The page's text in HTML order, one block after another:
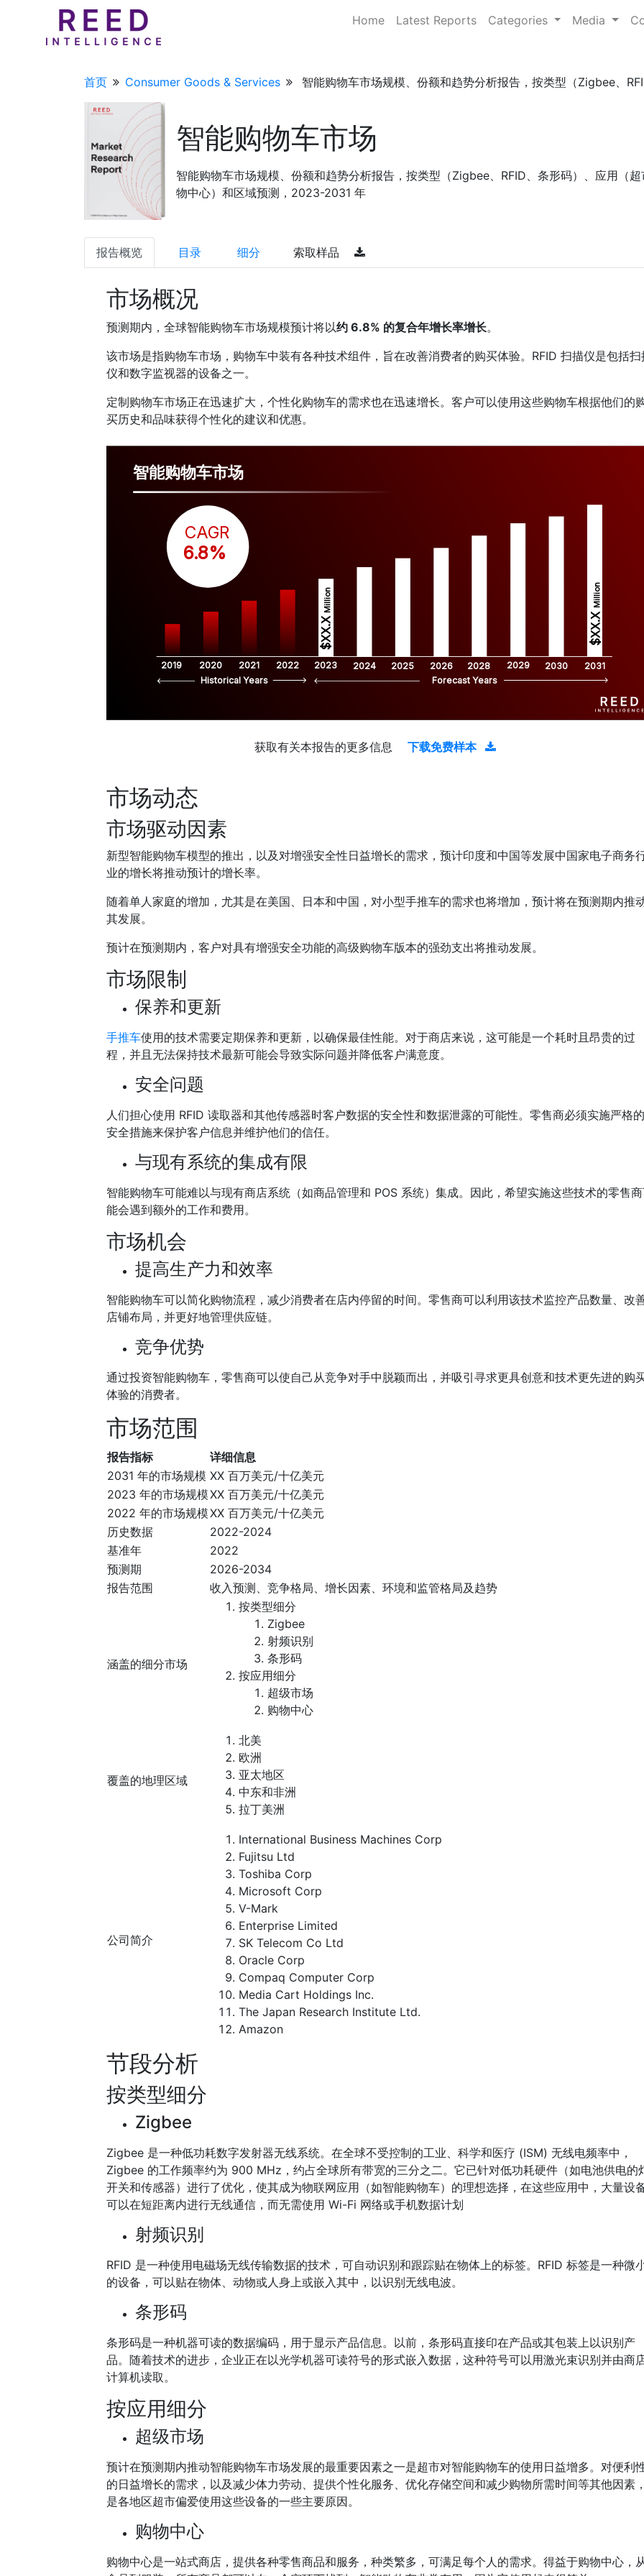
Home Latest Reports Categories Media
首页 Consumer Goods & Services 智能购物车市场规模、份额和趋势分析报告，按类型（Zigbee、
智能购物车市场
智能购物车市场规模、份额和趋势分析报告，按类型（Zigbee、RFID、条形码）、应用（超
物中心）和区域预测，2023-2031 年
报告概览 目录 细分 索取样品
市场概况
预测期内，全球智能购物车市场规模预计将以约 6.8% 的复合年增长率增长。
该市场是指购物车市场，购物车中装有各种技术组件，旨在改善消费者的购买体验。RFID 扫描仪是包括扫
仪和数字监视器的设备之一。
定制购物车市场正在迅速扩大，个性化购物车的需求也在迅速增长。客户可以使用这些购物车根据他们的
买历史和品味获得个性化的建议和优惠。
智能购物车市场
2019 2020 2021 2022 2023 2024 2025 2026 2028 2029 2030 2031
$XX.X
Million
$XX.X
Million
CAGR
6.8%
Historical Years Forecast Years
获取有关本报告的更多信息 下载免费样本
市场动态
市场驱动因素
新型智能购物车模型的推出，以及对增强安全性日益增长的需求，预计印度和中国等发展中国家电子商务
业的增长将推动预计的增长率。
随着单人家庭的增加，尤其是在美国、日本和中国，对小型手推车的需求也将增加，预计将在预测期内推
其发展。
预计在预测期内，客户对具有增强安全功能的高级购物车版本的强劲支出将推动发展。
市场限制
保养和更新
手推车使用的技术需要定期保养和更新，以确保最佳性能。对于商店来说，这可能是一个耗时且昂贵的过
程，并且无法保持技术最新可能会导致实际问题并降低客户满意度。
安全问题
人们担心使用 RFID 读取器和其他传感器时客户数据的安全性和数据泄露的可能性。零售商必须实施严格的
安全措施来保护客户信息并维护他们的信任。
与现有系统的集成有限
智能购物车可能难以与现有商店系统（如商品管理和 POS 系统）集成。因此，希望实施这些技术的零售
能会遇到额外的工作和费用。
市场机会
提高生产力和效率
智能购物车可以简化购物流程，减少消费者在店内停留的时间。零售商可以利用该技术监控产品数量、改
店铺布局，并更好地管理供应链。
竞争优势
通过投资智能购物车，零售商可以使自己从竞争对手中脱颖而出，并吸引寻求更具创意和技术更先进的购
体验的消费者。
市场范围
报告指标
详细信息
2031 年的市场规模 XX 百万美元/十亿美元
2023 年的市场规模XX 百万美元/十亿美元
2022 年的市场规模XX 百万美元/十亿美元
历史数据
2022-2024
基准年
2022
预测期
2026-2034
报告范围
收入预测、竞争格局、增长因素、环境和监管格局及趋势
涵盖的细分市场
按类型细分
Zigbee
射频识别
条形码
按应用细分
超级市场
购物中心
覆盖的地理区域
北美
欧洲
亚太地区
中东和非洲
拉丁美洲
公司简介
International Business Machines Corp
Fujitsu Ltd
Toshiba Corp
Microsoft Corp
V-Mark
Enterprise Limited
SK Telecom Co Ltd
Oracle Corp
Compaq Computer Corp
Media Cart Holdings Inc.
The Japan Research Institute Ltd.
Amazon
节段分析
按类型细分
Zigbee
Zigbee 是一种低功耗数字发射器无线系统。在全球不受控制的工业、科学和医疗 (ISM) 无线电频率中，
Zigbee 的工作频率约为 900 MHz，约占全球所有带宽的三分之二。它已针对低功耗硬件（如电池供电的
开关和传感器）进行了优化，使其成为物联网应用（如智能购物车）的理想选择，在这些应用中，大量设
可以在短距离内进行无线通信，而无需使用 Wi-Fi 网络或手机数据计划
射频识别
RFID 是一种使用电磁场无线传输数据的技术，可自动识别和跟踪贴在物体上的标签。RFID 标签是一种微
的设备，可以贴在物体、动物或人身上或嵌入其中，以识别无线电波。
条形码
条形码是一种机器可读的数据编码，用于显示产品信息。以前，条形码直接印在产品或其包装上以识别产
品。随着技术的进步，企业正在以光学机器可读符号的形式嵌入数据，这种符号可以用激光束识别并由商
计算机读取。
按应用细分
超级市场
预计在预测期内推动智能购物车市场发展的最重要因素之一是超市对智能购物车的使用日益增多。对便利
的日益增长的需求，以及减少体力劳动、提供个性化服务、优化存储空间和减少购物所需时间等其他因素
是各地区超市偏爱使用这些设备的一些主要原因。
购物中心
购物中心是一站式商店，提供各种零售商品和服务，种类繁多，可满足每个人的需求。得益于购物中心，